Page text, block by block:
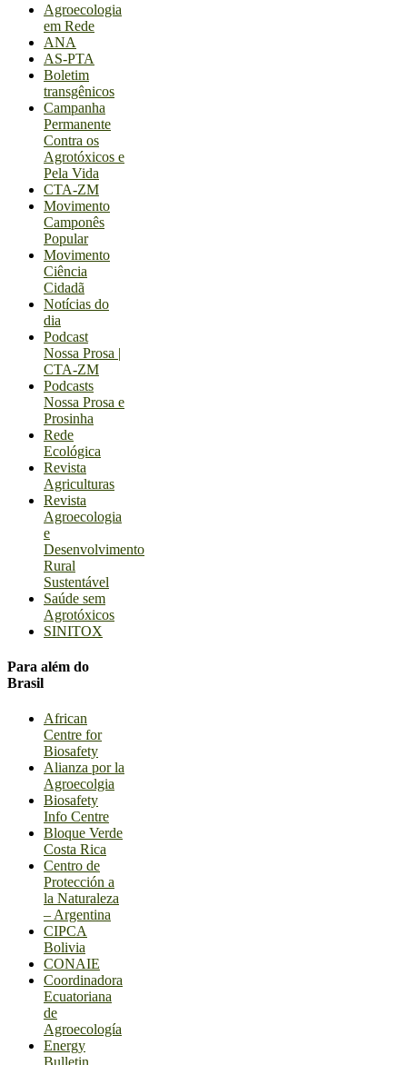
Agroecologia
em Rede
ANA
AS-PTA
Boletim
transgênicos
Campanha
Permanente
Contra os
Agrotóxicos e
Pela Vida
CTA-ZM
Movimento
Camponês
Popular
Movimento
Ciência
Cidadã
Notícias do
dia
Podcast
Nossa Prosa |
CTA-ZM
Podcasts
Nossa Prosa e
Prosinha
Rede
Ecológica
Revista
Agriculturas
Revista
Agroecologia
e
Desenvolvimento
Rural
Sustentável
Saúde sem
Agrotóxicos
SINITOX
Para além do
Brasil
African
Centre for
Biosafety
Alianza por la
Agroecolgia
Biosafety
Info Centre
Bloque Verde
Costa Rica
Centro de
Protección a
la Naturaleza
– Argentina
CIPCA
Bolivia
CONAIE
Coordinadora
Ecuatoriana
de
Agroecología
Energy